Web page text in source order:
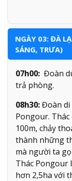
NGÀY 03: ĐÀ
SÁNG, TRƯA)
07h00: Đoàn
trả phòng.
08h30:Đoàn di
Pongour.
100m, chảy
thành những
mà người ta
Thác
hơn 2,5ha với